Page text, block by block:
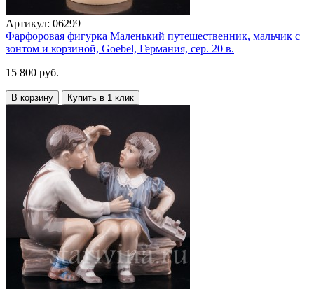
Артикул: 06299
Фарфоровая фигурка Маленький путешественник, мальчик с
зонтом и корзиной, Goebel, Германия, сер. 20 в.
15 800 руб.
В корзину Купить в 1 клик